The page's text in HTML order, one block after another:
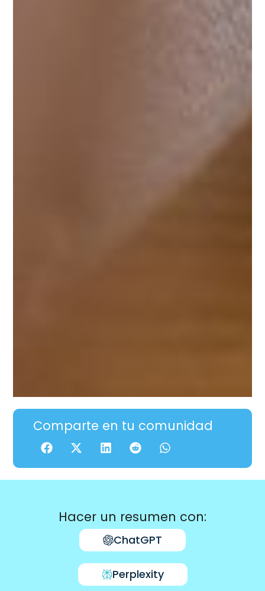
Comparte en tu comunidad
Hacer un resumen con:
ChatGPT
Perplexity